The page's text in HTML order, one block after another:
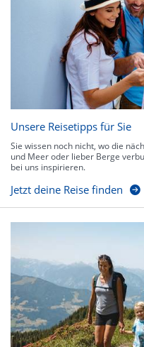
Unsere Reisetipps für Sie
Sie wissen noch nicht, wo die
und Meer oder lieber Berge
bei uns inspirieren.
Jetzt deine Reise finden